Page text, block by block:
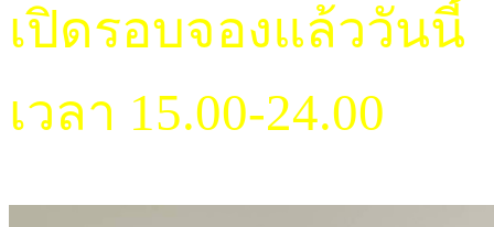
เปิดรอบจองแล้ววันนี้
เวลา 15.00-24.00